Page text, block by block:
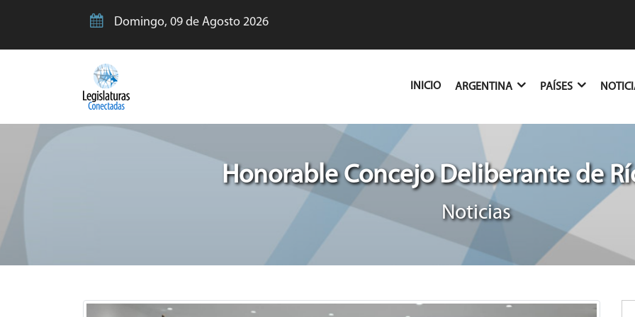
Domingo, 09 de Agosto 2026
INICIO(CURRENT)
ARGENTINA PAÍSES
Honorable Concejo Deliberante de
Noticias